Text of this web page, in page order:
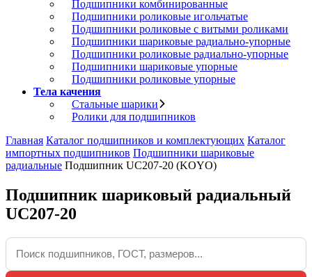
Подшипники комбинированные
Подшипники роликовые игольчатые
Подшипники роликовые с витыми роликами
Подшипники шариковые радиально-упорные
Подшипники роликовые радиально-упорные
Подшипники шариковые упорные
Подшипники роликовые упорные
Тела качения
Стальные шарики
Ролики для подшипников
Главная Каталог подшипников и комплектующих Каталог
импортных подшипников Подшипники шариковые
радиальные Подшипник UC207-20 (KOYO)
Подшипник шариковый радиальный
UC207-20